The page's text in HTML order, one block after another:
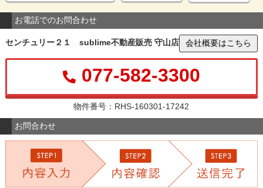
お電話でのお問合わせ
センチュリー２１ sublime不動産販売 守山店 会社概要はこちら
077-582-3300
物件番号：RHS-160301-17242
お問合わせ